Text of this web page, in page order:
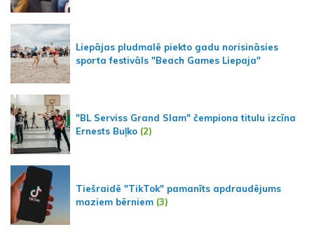
Liepājas pludmalē piekto gadu norisināsies
sporta festivāls "Beach Games Liepaja"
"BL Serviss Grand Slam" čempiona titulu izcīna
Ernests Buļko (2)
Tiešraidē "TikTok" pamanīts apdraudējums
maziem bērniem (3)